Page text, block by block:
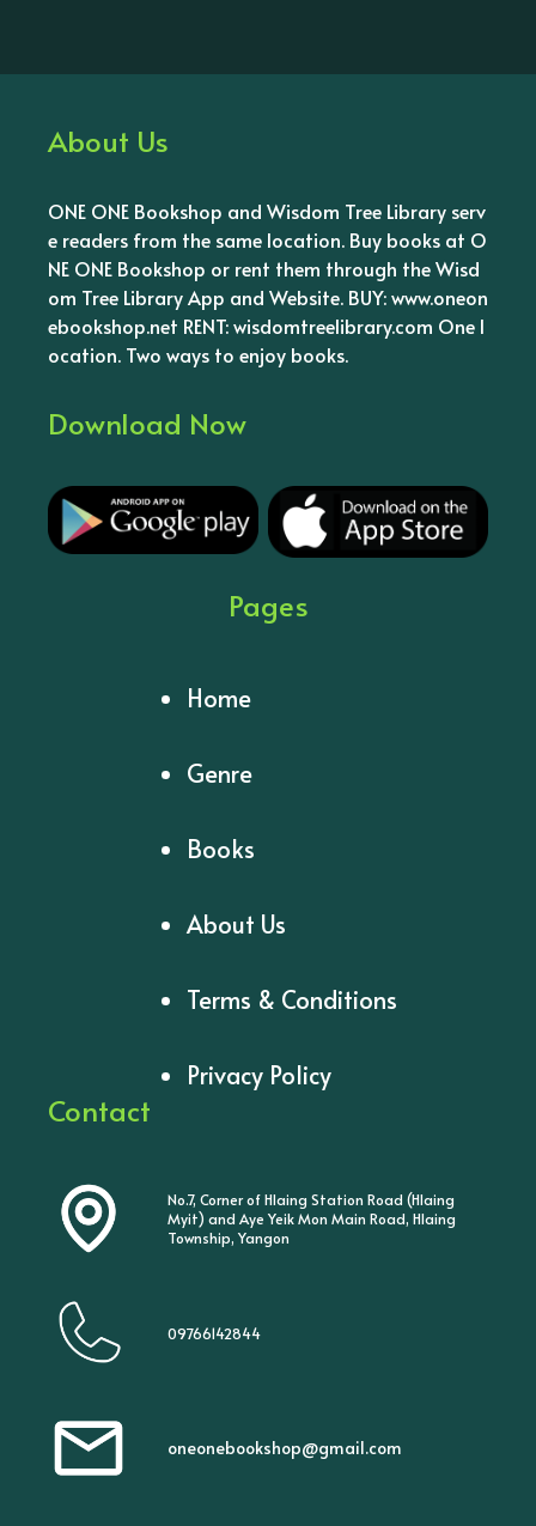
About Us
ONE ONE Bookshop and Wisdom Tree Library serv
e readers from the same location. Buy books at O
NE ONE Bookshop or rent them through the Wisd
om Tree Library App and Website. BUY: www.oneon
ebookshop.net RENT: wisdomtreelibrary.com One l
ocation. Two ways to enjoy books.
Download Now
Pages
Home
Genre
Books
About Us
Terms & Conditions
Privacy Policy
Contact
No.7, Corner of Hlaing Station Road (Hlaing
Myit) and Aye Yeik Mon Main Road, Hlaing
Township, Yangon
09766142844
oneonebookshop@gmail.com